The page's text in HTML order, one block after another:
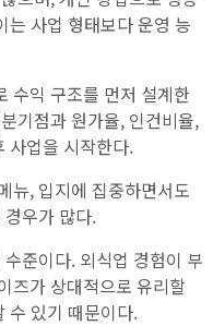
는 사업 형태보다 운영 능
수익 구조를 먼저 설계한
기점과 원가율, 인건비율,
사업을 시작한다.
뉴, 입지에 집중하면서도
우가 많다.
준이다. 외식업 경험이 부
즈가 상대적으로 유리할
수 있기 때문이다.